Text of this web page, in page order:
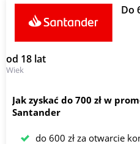
Do
od 18 lat
Wiek
Jak zyskać do 700 zł w
Santander
do 600 zł za otwarcie